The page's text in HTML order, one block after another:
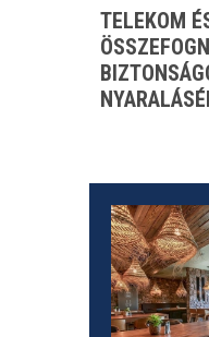
TELEKOM